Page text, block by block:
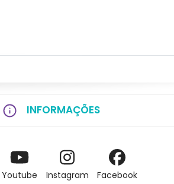
INFORMAÇÕES
Youtube Instagram Facebook